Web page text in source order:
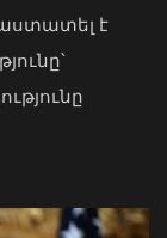
է